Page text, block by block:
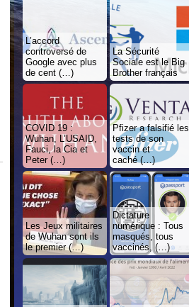
L’accord
controversé de
Google avec plus
de cent (…)
La Sécurité
Sociale est le Big
Brother français
COVID 19 :
Wuhan, L’USAID,
Fauci, la Cia et
Peter (…)
Pfizer a falsifié les
tests de son
vaccin et
caché (…)
Les Jeux militaires
de Wuhan sont ils
le premier (…)
Dictature
numérique : Tous
masqués, tous
vaccinés, (…)